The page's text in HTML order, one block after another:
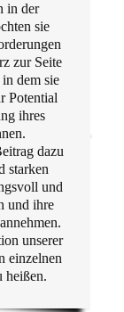
in der
sie
zur Seite
dem sie
Potential
ihres
dazu
starken
und
und ihre
unserer
einzelnen
heißen.